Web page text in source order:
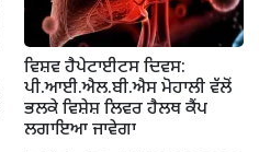
ਵਿਸ਼ਵ ਹੈਪੇਟਾਈਟਸ ਦਿਵਸ:
ਪੀ.ਆਈ.ਐਲ.ਬੀ.ਐਸ ਮੋਹਾਲੀ ਵੱਲੋਂ
ਭਲਕੇ ਵਿਸ਼ੇਸ਼ ਲਿਵਰ ਹੈਲਥ ਕੈਂਪ
ਲਗਾਇਆ ਜਾਵੇਗਾ